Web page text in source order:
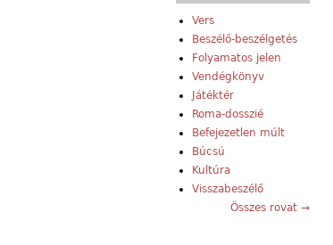
Vers
Beszélő-beszélgetés
Folyamatos jelen
Vendégkönyv
Játéktér
Roma-dosszié
Befejezetlen múlt
Búcsú
Kultúra
Visszabeszélő
Összes rovat →